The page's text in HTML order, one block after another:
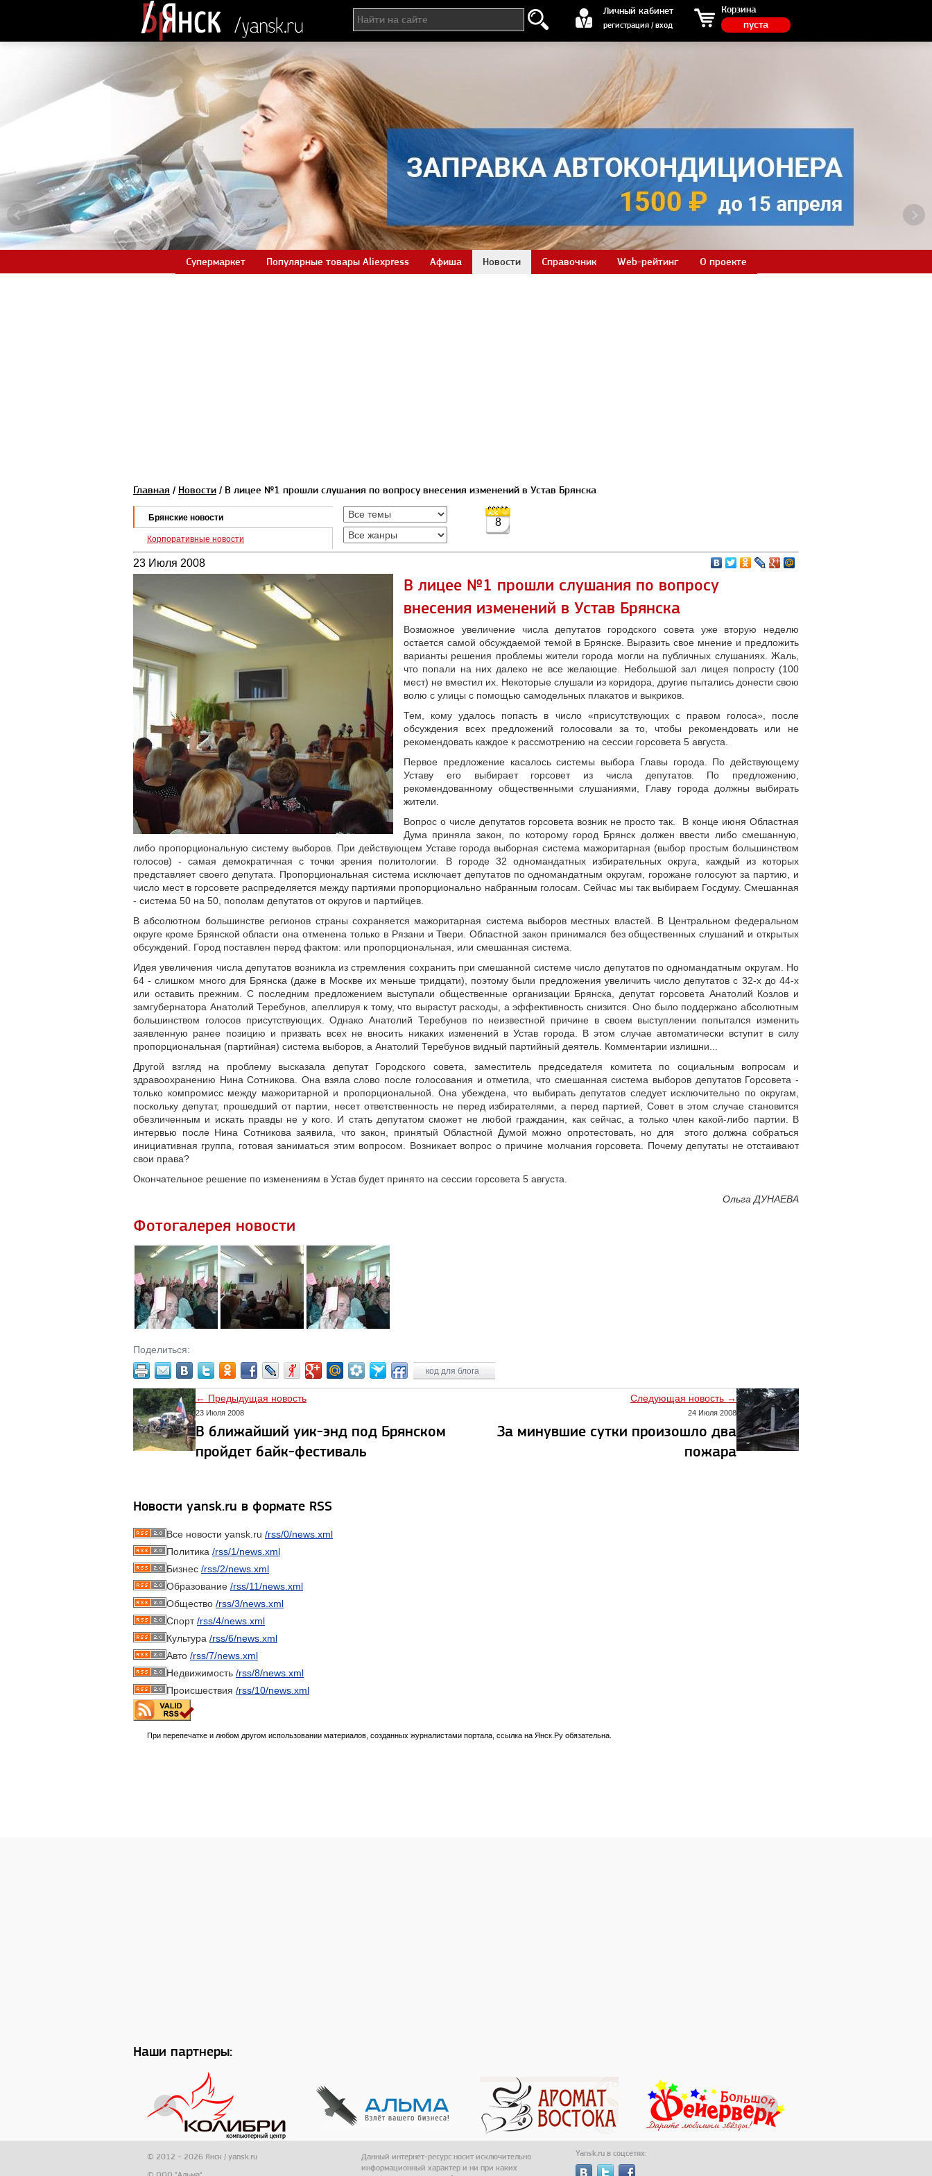
Личный кабинет
регистрация / вход
регистрация / вход Корзина
пуста
Супермаркет Популярные товары Aliexpress Афиша Новости Справочник Web-рейтинг О проекте
Главная / Новости / В лицее №1 прошли слушания по вопросу внесения изменений в Устав Брянска
Брянские новости
Корпоративные новости
8
23 Июля 2008
В лицее №1 прошли слушания по вопросу
внесения изменений в Устав Брянска
Возможное увеличение числа депутатов городского совета уже вторую неделю
остается самой обсуждаемой темой в Брянске. Выразить свое мнение и предложить
варианты решения проблемы жители города могли на публичных слушаниях. Жаль,
что попали на них далеко не все желающие. Небольшой зал лицея попросту (100
мест) не вместил их. Некоторые слушали из коридора, другие пытались донести свою
волю с улицы с помощью самодельных плакатов и выкриков.
Тем, кому удалось попасть в число «присутствующих с правом голоса», после
обсуждения всех предложений голосовали за то, чтобы рекомендовать или не
рекомендовать каждое к рассмотрению на сессии горсовета 5 августа.
Первое предложение касалось системы выбора Главы города. По действующему
Уставу его выбирает горсовет из числа депутатов. По предложению,
рекомендованному общественными слушаниями, Главу города должны выбирать
жители.
Вопрос о числе депутатов горсовета возник не просто так. В конце июня Областная
Дума приняла закон, по которому город Брянск должен ввести либо смешанную,
либо пропорциональную систему выборов. При действующем Уставе города выборная система мажоритарная (выбор простым большинством
голосов) - самая демократичная с точки зрения политологии. В городе 32 одномандатных избирательных округа, каждый из которых
представляет своего депутата. Пропорциональная система исключает депутатов по одномандатным округам, горожане голосуют за партию, и
число мест в горсовете распределяется между партиями пропорционально набранным голосам. Сейчас мы так выбираем Госдуму. Смешанная
- система 50 на 50, пополам депутатов от округов и партийцев.
В абсолютном большинстве регионов страны сохраняется мажоритарная система выборов местных властей. В Центральном федеральном
округе кроме Брянской области она отменена только в Рязани и Твери. Областной закон принимался без общественных слушаний и открытых
обсуждений. Город поставлен перед фактом: или пропорциональная, или смешанная система.
Идея увеличения числа депутатов возникла из стремления сохранить при смешанной системе число депутатов по одномандатным округам. Но
64 - слишком много для Брянска (даже в Москве их меньше тридцати), поэтому были предложения увеличить число депутатов с 32-х до 44-х
или оставить прежним. С последним предложением выступали общественные организации Брянска, депутат горсовета Анатолий Козлов и
замгубернатора Анатолий Теребунов, апеллируя к тому, что вырастут расходы, а эффективность снизится. Оно было поддержано абсолютным
большинством голосов присутствующих. Однако Анатолий Теребунов по неизвестной причине в своем выступлении попытался изменить
заявленную ранее позицию и призвать всех не вносить никаких изменений в Устав города. В этом случае автоматически вступит в силу
пропорциональная (партийная) система выборов, а Анатолий Теребунов видный партийный деятель. Комментарии излишни...
Другой взгляд на проблему высказала депутат Городского совета, заместитель председателя комитета по социальным вопросам и
здравоохранению Нина Сотникова. Она взяла слово после голосования и отметила, что смешанная система выборов депутатов Горсовета -
только компромисс между мажоритарной и пропорциональной. Она убеждена, что выбирать депутатов следует исключительно по округам,
поскольку депутат, прошедший от партии, несет ответственность не перед избирателями, а перед партией, Совет в этом случае становится
обезличенным и искать правды не у кого. И стать депутатом сможет не любой гражданин, как сейчас, а только член какой-либо партии. В
интервью после Нина Сотникова заявила, что закон, принятый Областной Думой можно опротестовать, но для этого должна собраться
инициативная группа, готовая заниматься этим вопросом. Возникает вопрос о причине молчания горсовета. Почему депутаты не отстаивают
свои права?
Окончательное решение по изменениям в Устав будет принято на сессии горсовета 5 августа.
Ольга ДУНАЕВА
Фотогалерея новости
Поделиться:
код для блога
← Предыдущая новость
23 Июля 2008
В ближайший уик-энд под Брянском
пройдет байк-фестиваль
Следующая новость →
24 Июля 2008
За минувшие сутки произошло два
пожара
Новости yansk.ru в формате RSS
Все новости yansk.ru /rss/0/news.xml
Политика /rss/1/news.xml
Бизнес /rss/2/news.xml
Образование /rss/11/news.xml
Общество /rss/3/news.xml
Спорт/rss/4/news.xml
Культура /rss/6/news.xml
Авто /rss/7/news.xml
Недвижимость /rss/8/news.xml
Происшествия /rss/10/news.xml
При перепечатке и любом другом использовании материалов, созданных журналистами портала, ссылка на Янск.Ру обязательна.
Наши партнеры:
© 2012 – 2026 Янск / yansk.ru
Данный интернет-ресурс носит исключительно
информационный характер и ни при каких
Yansk.ru в соцсетях: